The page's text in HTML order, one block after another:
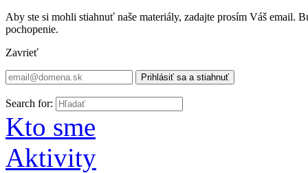
Aby ste si mohli stiahnuť naše materiály, zadajte prosím Váš email.
pochopenie.
Zavrieť
Search for:
Kto sme
Aktivity